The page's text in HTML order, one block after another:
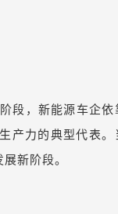
段，新能源车企依
产力的典型代表
新阶段。